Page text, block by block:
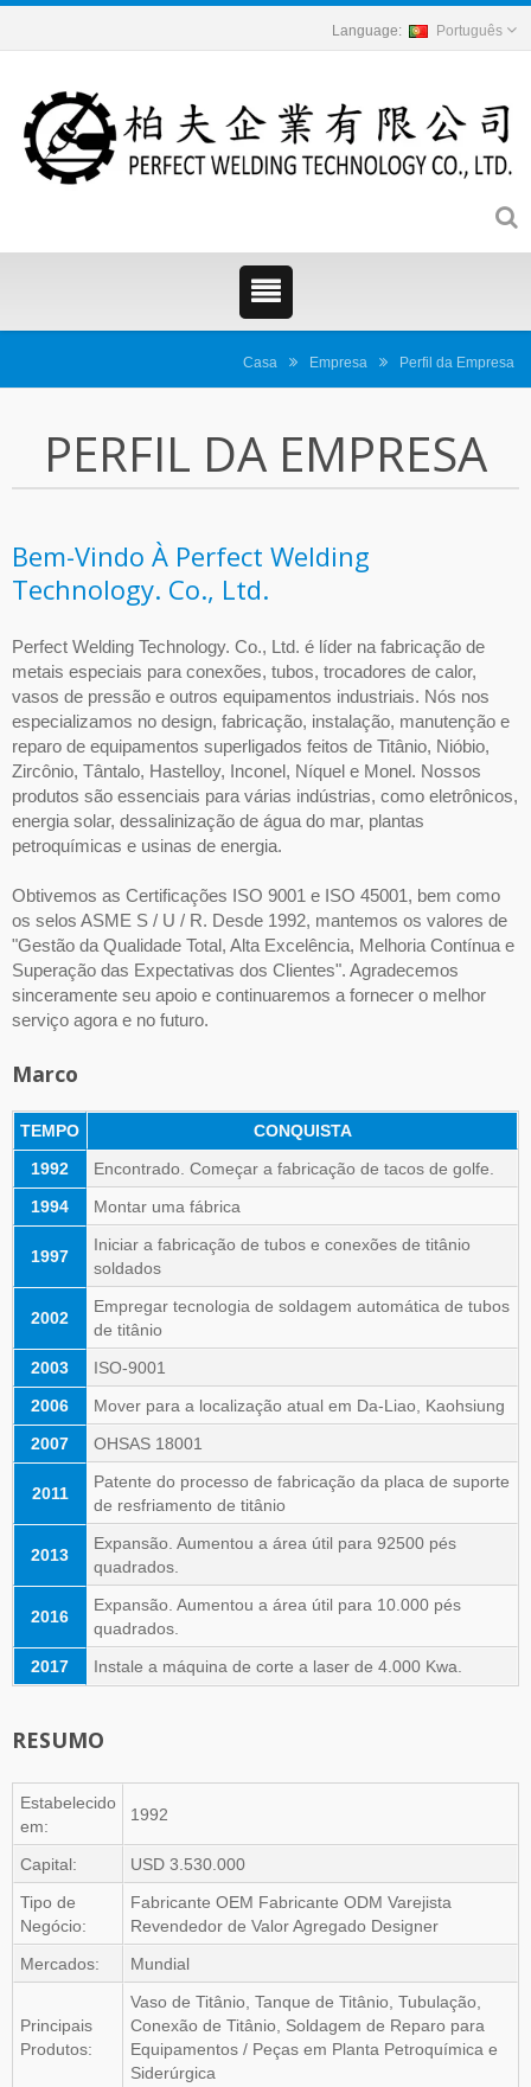
Português
Casa Empresa Perfil da Empresa
PERFIL DA EMPRESA
Bem-Vindo À Perfect Welding
Technology. Co., Ltd.
Perfect Welding Technology. Co., Ltd. é líder na fabricação de
metais especiais para conexões, tubos, trocadores de calor,
vasos de pressão e outros equipamentos industriais. Nós nos
especializamos no design, fabricação, instalação, manutenção e
reparo de equipamentos superligados feitos de Titânio, Nióbio,
Zircônio, Tântalo, Hastelloy, Inconel, Níquel e Monel. Nossos
produtos são essenciais para várias indústrias, como eletrônicos,
energia solar, dessalinização de água do mar, plantas
petroquímicas e usinas de energia.
Obtivemos as Certificações ISO 9001 e ISO 45001, bem como
os selos ASME S / U / R. Desde 1992, mantemos os valores de
"Gestão da Qualidade Total, Alta Excelência, Melhoria Contínua e
Superação das Expectativas dos Clientes". Agradecemos
sinceramente seu apoio e continuaremos a fornecer o melhor
serviço agora e no futuro.
Marco
TEMPO
CONQUISTA
1992
Encontrado. Começar a fabricação de tacos de golfe.
1994
Montar uma fábrica
1997
Iniciar a fabricação de tubos e conexões de titânio
soldados
2002
Empregar tecnologia de soldagem automática de tubos
de titânio
2003
ISO-9001
2006
Mover para a localização atual em Da-Liao, Kaohsiung
2007
OHSAS 18001
2011
Patente do processo de fabricação da placa de suporte
de resfriamento de titânio
2013
Expansão. Aumentou a área útil para 92500 pés
quadrados.
2016
Expansão. Aumentou a área útil para 10.000 pés
quadrados.
2017
Instale a máquina de corte a laser de 4.000 Kwa.
RESUMO
Estabelecido
em:
1992
Capital:
USD 3.530.000
Tipo de
Negócio:
Fabricante OEM Fabricante ODM Varejista
Revendedor de Valor Agregado Designer
Mercados:
Mundial
Principais
Produtos:
Vaso de Titânio, Tanque de Titânio, Tubulação,
Conexão de Titânio, Soldagem de Reparo para
Equipamentos / Peças em Planta Petroquímica e
Siderúrgica